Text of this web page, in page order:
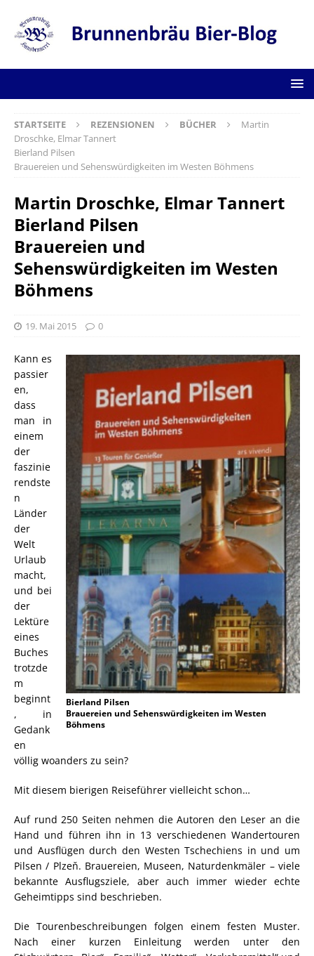
STARTSEITE REZENSIONEN BÜCHER
Martin
Droschke, Elmar Tannert
Bierland Pilsen
Brauereien und Sehenswürdigkeiten im Westen Böhmens
Martin Droschke, Elmar Tannert
Bierland Pilsen
Brauereien und
Sehenswürdigkeiten im Westen
Böhmens
19. Mai 2015 0
Bierland Pilsen
Brauereien und Sehenswürdigkeiten im Westen
Böhmens
Kann es
passier
en,
dass
man in
einem
der
faszinie
rendste
n
Länder
der
Welt
Urlaub
macht,
und bei
der
Lektüre
eines
Buches
trotzde
m
beginnt
, in
Gedank
en
völlig woanders zu sein?
Mit diesem bierigen Reiseführer vielleicht schon…
Auf rund 250 Seiten nehmen die Autoren den Leser an die
Hand und führen ihn in 13 verschiedenen Wandertouren
und Ausflügen durch den Westen Tschechiens in und um
Pilsen / Plzeň. Brauereien, Museen, Naturdenkmäler – viele
bekannte Ausflugsziele, aber auch immer wieder echte
Geheimtipps sind beschrieben.
Die Tourenbeschreibungen folgen einem festen Muster.
Nach einer kurzen Einleitung werden unter den